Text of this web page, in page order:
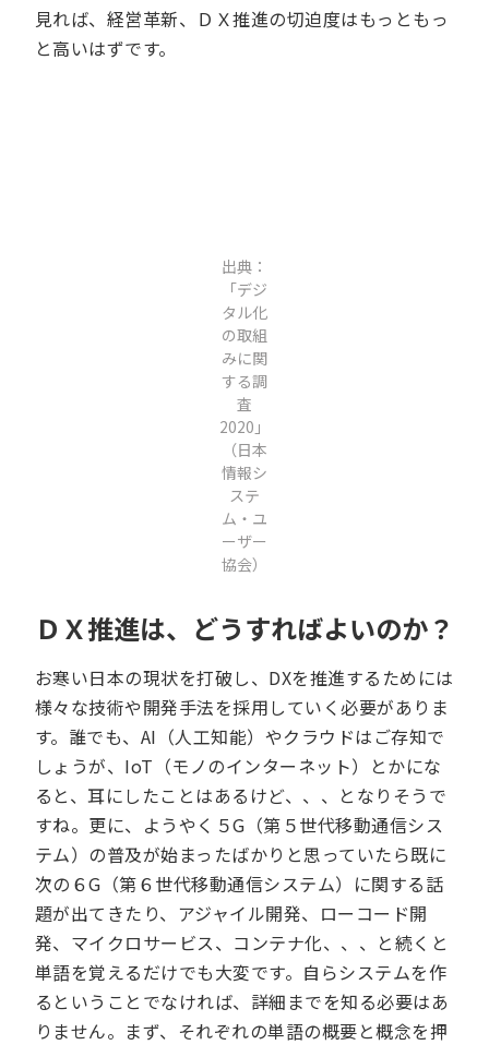
見れば、経営革新、ＤＸ推進の切迫度はもっともっ
と高いはずです。
出典：
「デジ
タル化
の取組
みに関
する調
査
2020」
（日本
情報シ
ステ
ム・ユ
ーザー
協会）
ＤＸ推進は、どうすればよいのか？
お寒い日本の現状を打破し、DXを推進するためには
様々な技術や開発手法を採用していく必要がありま
す。誰でも、AI（人工知能）やクラウドはご存知で
しょうが、IoT（モノのインターネット）とかにな
ると、耳にしたことはあるけど、、、となりそうで
すね。更に、ようやく５G（第５世代移動通信シス
テム）の普及が始まったばかりと思っていたら既に
次の６G（第６世代移動通信システム）に関する話
題が出てきたり、アジャイル開発、ローコード開
発、マイクロサービス、コンテナ化、、、と続くと
単語を覚えるだけでも大変です。自らシステムを作
るということでなければ、詳細までを知る必要はあ
りません。まず、それぞれの単語の概要と概念を押